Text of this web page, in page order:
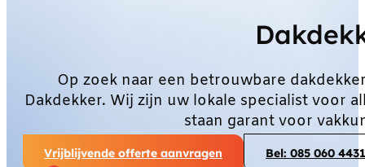
Op zoek naar een betrouwbare
Dakdekker. Wij zijn uw lokale specialist voor
staan garant voor
Vrijblijvende offerte aanvragen Bel: 085 060 4431